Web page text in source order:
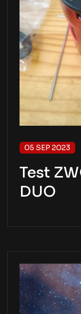
05 SEP 2023
Test
DUO